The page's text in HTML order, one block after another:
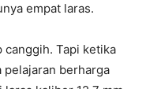
empat laras.
canggih. Tapi ketika
pelajaran berharga